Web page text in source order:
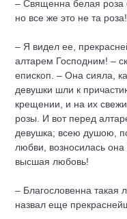
– Священна белая роза
но все же это не та роза!
– Я видел ее,
алтарем Господним! –
епископ. – Она сияла,
девушки шли к
крещении, и на их
розы. И вот перед
девушка; всею душою,
любви, возносилась она
высшая любовь!
– Благословенна такая
назвал еще